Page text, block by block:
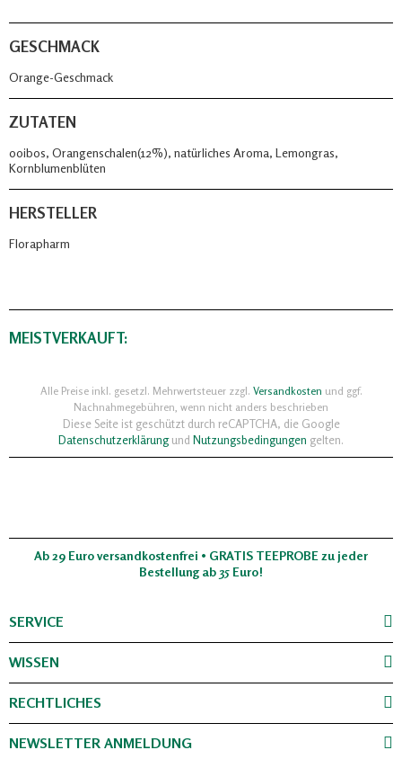
GESCHMACK
Orange-Geschmack
ZUTATEN
ooibos, Orangenschalen(12%), natürliches Aroma, Lemongras,
Kornblumenblüten
HERSTELLER
Florapharm
MEISTVERKAUFT:
Alle Preise inkl. gesetzl. Mehrwertsteuer zzgl. Versandkosten und ggf.
Nachnahmegebühren, wenn nicht anders beschrieben
Diese Seite ist geschützt durch reCAPTCHA, die Google
Datenschutzerklärungund Nutzungsbedingungen gelten.
Ab 29 Euro versandkostenfrei • GRATIS TEEPROBE zu jeder
Bestellung ab 35 Euro!
SERVICE
WISSEN
RECHTLICHES
NEWSLETTER ANMELDUNG